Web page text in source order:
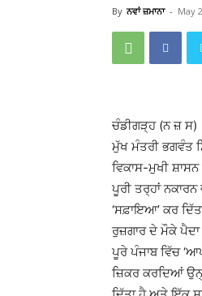
By ਨਵਾਂ ਜ਼ਮਾਨਾ - May
ਚੰਡੀਗੜ੍ਹ (ਨ ਜ਼ ਸ)
ਮੁੱਖ ਮੰਤਰੀ ਭਗਵੰਤ
ਵਿਕਾਸ-ਮੁਖੀ
ਪੂਰੀ ਤਰ੍ਹਾਂ
‘ਸਫ਼ਾਇਆ’ ਕਰ
ਰੁਜ਼ਗਾਰ ਦੇ ਮੌਕੇ
ਪੂਰੇ ਪੰਜਾਬ ਵਿੱਚ
ਜ਼ਿਕਰ ਕਰਦਿਆਂ